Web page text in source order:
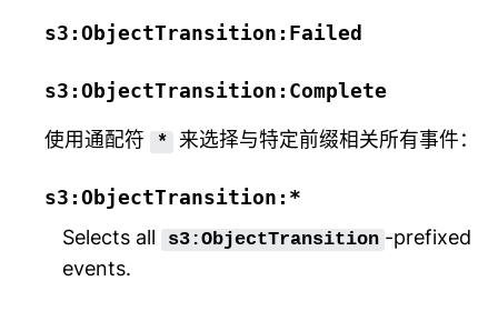
s3:ObjectTransition:Failed
s3:ObjectTransition:Complete
使用通配符 * 来选择与特定前缀相关所有事件：
s3:ObjectTransition:*
Selects all s3:ObjectTransition -prefixed
events.